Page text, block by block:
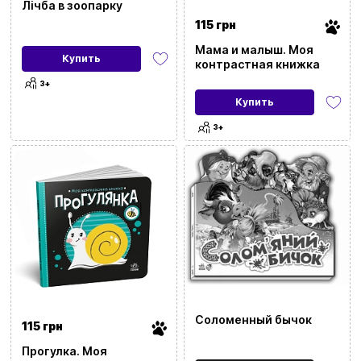
Лічба в зоопарку
Купить
3+
115 грн
Мама и малыш. Моя
контрастная книжка
Купить
3+
115 грн
Прогулка. Моя
Соломенный бычок